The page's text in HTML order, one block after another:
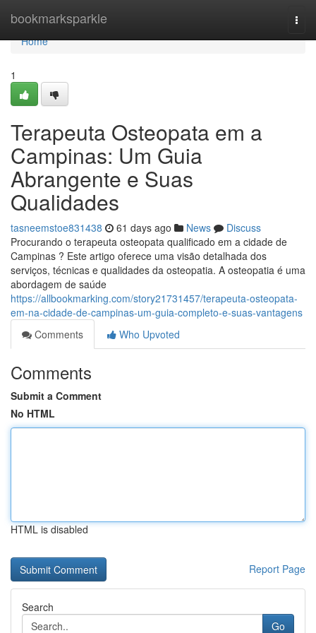
bookmarksparkle
Home
Home
1
Terapeuta Osteopata em a
Campinas: Um Guia
Abrangente e Suas
Qualidades
tasneemstoe831438 61 days ago News
Discuss
Procurando o terapeuta osteopata qualificado em a cidade de
Campinas ? Este artigo oferece uma visão detalhada dos
serviços, técnicas e qualidades da osteopatia. A osteopatia é uma
abordagem de saúde
https://allbookmarking.com/story21731457/terapeuta-osteopata-
em-na-cidade-de-campinas-um-guia-completo-e-suas-vantagens
Comments
Who Upvoted
Comments
Submit a Comment
No HTML
HTML is disabled
Report Page
Search
Go